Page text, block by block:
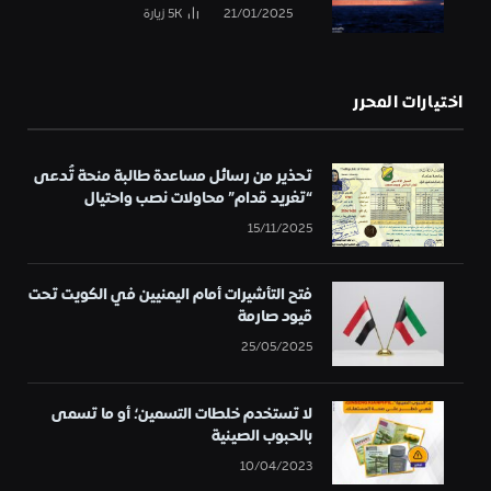
21/01/2025
5Kزيارة
اختيارات المحرر
تحذير من رسائل مساعدة طالبة منحة تُدعى
“تغريد قدام” محاولات نصب واحتيال
15/11/2025
فتح التأشيرات أمام اليمنيين في الكويت تحت
قيود صارمة
25/05/2025
لا تستخدم خلطات التسمين؛ أو ما تسمى
بالحبوب الصينية
10/04/2023